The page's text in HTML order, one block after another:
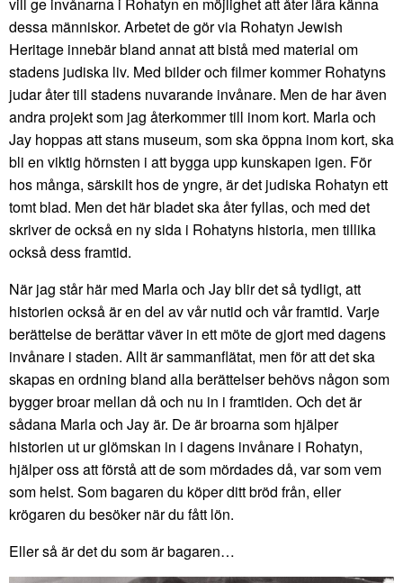
dessa människor. Arbetet de gör via Rohatyn Jewish
Heritage innebär bland annat att bistå med material om
stadens judiska liv. Med bilder och filmer kommer Rohatyns
judar åter till stadens nuvarande invånare. Men de har även
andra projekt som jag återkommer till inom kort. Marla och
Jay hoppas att stans museum, som ska öppna inom kort, ska
bli en viktig hörnsten i att bygga upp kunskapen igen. För
hos många, särskilt hos de yngre, är det judiska Rohatyn ett
tomt blad. Men det här bladet ska åter fyllas, och med det
skriver de också en ny sida i Rohatyns historia, men tillika
också dess framtid.
När jag står här med Marla och Jay blir det så tydligt, att
historien också är en del av vår nutid och vår framtid. Varje
berättelse de berättar väver in ett möte de gjort med dagens
invånare i staden. Allt är sammanflätat, men för att det ska
skapas en ordning bland alla berättelser behövs någon som
bygger broar mellan då och nu in i framtiden. Och det är
sådana Marla och Jay är. De är broarna som hjälper
historien ut ur glömskan in i dagens invånare i Rohatyn,
hjälper oss att förstå att de som mördades då, var som vem
som helst. Som bagaren du köper ditt bröd från, eller
krögaren du besöker när du fått lön.
Eller så är det du som är bagaren…